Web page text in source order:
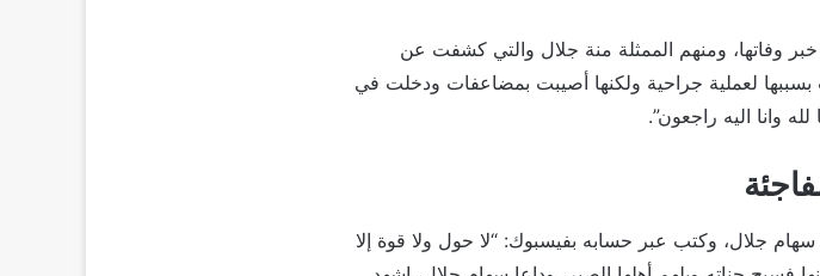
وفاتها، ومنهم الممثلة منة جلال والتي كشفت عن
لعملية جراحية ولكنها أصيبت بمضاعفات ودخلت في
وانا اليه راجعون”.
سهام جلال، وكتب عبر حسابه بفيسبوك: “لا حول ولا قوة إلا